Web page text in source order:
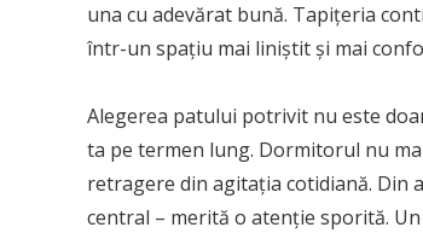
una cu adevărat bună. Tapițeria
într-un spațiu mai liniștit și mai
Alegerea patului potrivit nu este
ta pe termen lung. Dormitorul nu
retragere din agitația cotidiană. Din
central – merită o atenție sporită.